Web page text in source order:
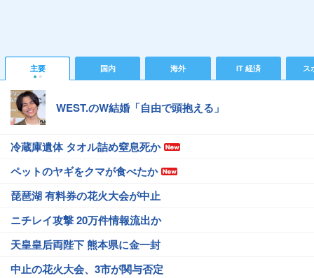
主要 国内 海外 IT 経済 ス
WEST.のW結婚「自由で頭抱える」
冷蔵庫遺体 タオル詰め窒息死か
ペットのヤギをクマが食べたか
琵琶湖 有料券の花火大会が中止
ニチレイ攻撃 20万件情報流出か
天皇皇后両陛下 熊本県に金一封
中止の花火大会、3市が関与否定